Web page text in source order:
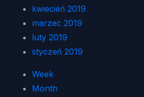
kwiecień 2019
marzec 2019
luty 2019
styczeń 2019
Week
Month